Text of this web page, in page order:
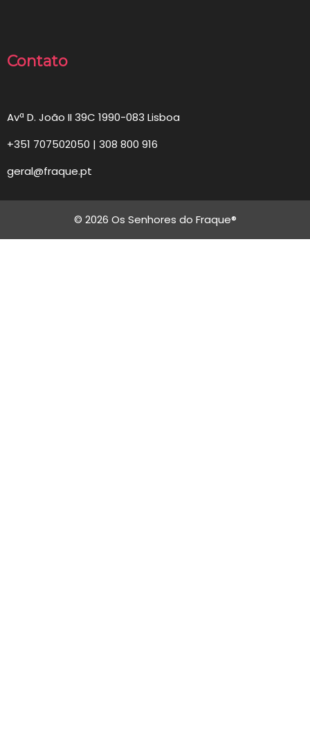
Contato
Avª D. João II 39C 1990-083 Lisboa
+351 707502050 | 308 800 916
geral@fraque.pt
© 2026 Os Senhores do Fraque®